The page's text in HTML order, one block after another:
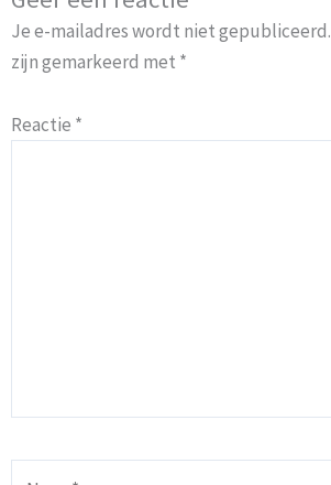
Je e-mailadres wordt niet gepubliceerd.
zijn gemarkeerd met *
Reactie *